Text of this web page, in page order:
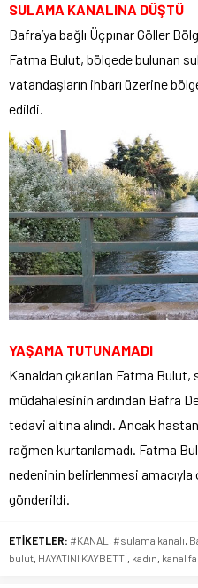
SULAMA KANALINA DÜŞTÜ
Bafra’ya bağlı Üçpınar Göller
Fatma Bulut, bölgede bulunan
vatandaşların ihbarı üzerine
edildi.
YAŞAMA TUTUNAMADI
Kanaldan çıkarılan Fatma
müdahalesinin ardından Bafra
tedavi altına alındı. Ancak
rağmen kurtarılamadı. Fatma
nedeninin belirlenmesi
gönderildi.
ETİKETLER: #KANAL , #sulama kanalı,
bulut, HAYATINI KAYBETTİ, kadın, kanal